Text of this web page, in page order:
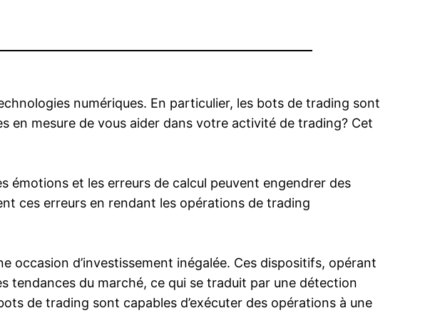
numériques. En particulier, les bots de trading sont
en mesure de vous aider dans votre activité de trading? Cet
émotions et les erreurs de calcul peuvent engendrer des
ces erreurs en rendant les opérations de trading
d’investissement inégalée. Ces dispositifs, opérant
tendances du marché, ce qui se traduit par une détection
de trading sont capables d’exécuter des opérations à une